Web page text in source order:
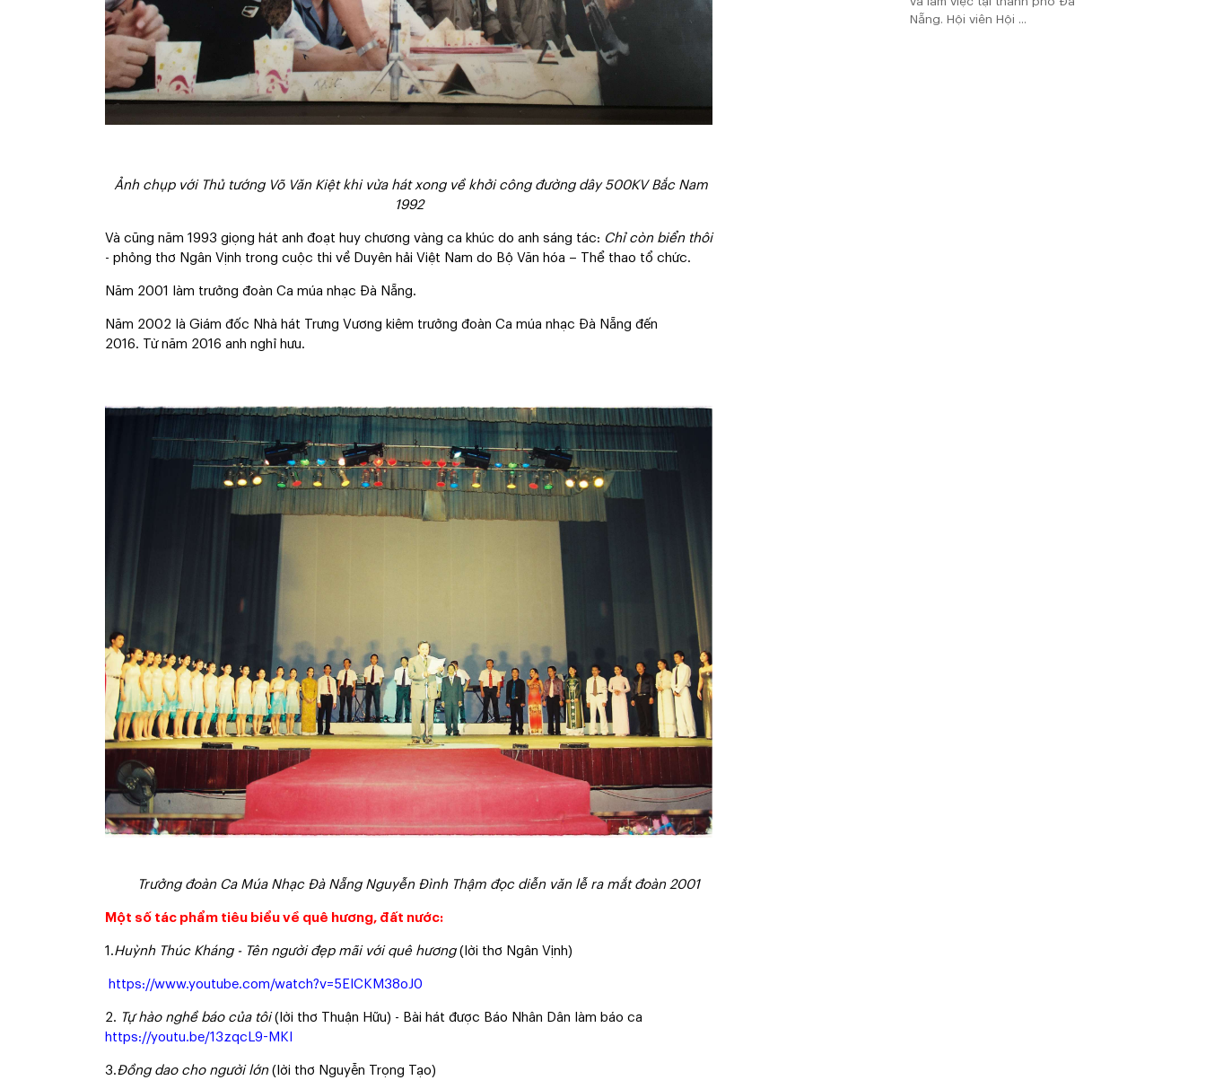
Ảnh chụp với Thủ tướng Võ Văn Kiệt khi vừa hát xong về khởi công đường dây 500KV Bắc Nam
1992
Và cũng năm 1993 giọng hát anh đoạt huy chương vàng ca khúc do anh sáng tác: Chỉ còn biển thôi
- phỏng thơ Ngân Vịnh trong cuộc thi về Duyên hải Việt Nam do Bộ Văn hóa – Thể thao tổ chức.
Năm 2001 làm trưởng đoàn Ca múa nhạc Đà Nẵng.
Năm 2002 là Giám đốc Nhà hát Trưng Vương kiêm trưởng đoàn Ca múa nhạc Đà Nẵng đến
2016. Từ năm 2016 anh nghỉ hưu.
Trưởng đoàn Ca Múa Nhạc Đà Nẵng Nguyễn Đình Thậm đọc diễn văn lễ ra mắt đoàn 2001
Một số tác phẩm tiêu biểu về quê hương, đất nước:
1.Huỳnh Thúc Kháng- Tên người đẹp mãi với quê hương (lời thơ Ngân Vịnh)
https://www.youtube.com/watch?v=5ElCKM38oJ0
2. Tự hào nghề báo của tôi(lời thơ Thuận Hữu) - Bài hát được Báo Nhân Dân làm báo ca
https://youtu.be/13zqcL9-MKI
3.Đồng dao cho người lớn (lời thơ Nguyễn Trọng Tạo)
Nẵng. Hội viên Hội ...